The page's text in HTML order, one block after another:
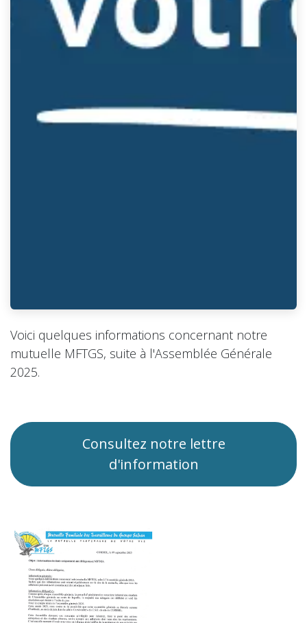
Voici quelques informations concernant notre
mutuelle MFTGS, suite à l'Assemblée Générale
2025.
Consultez notre lettre
d'information